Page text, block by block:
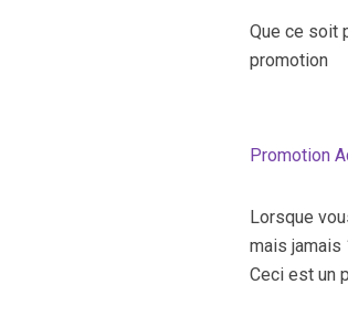
Que ce soit
promotion
Promotion
Lorsque
mais jamais
Ceci est un